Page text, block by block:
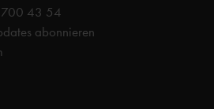
43 54
abonnieren